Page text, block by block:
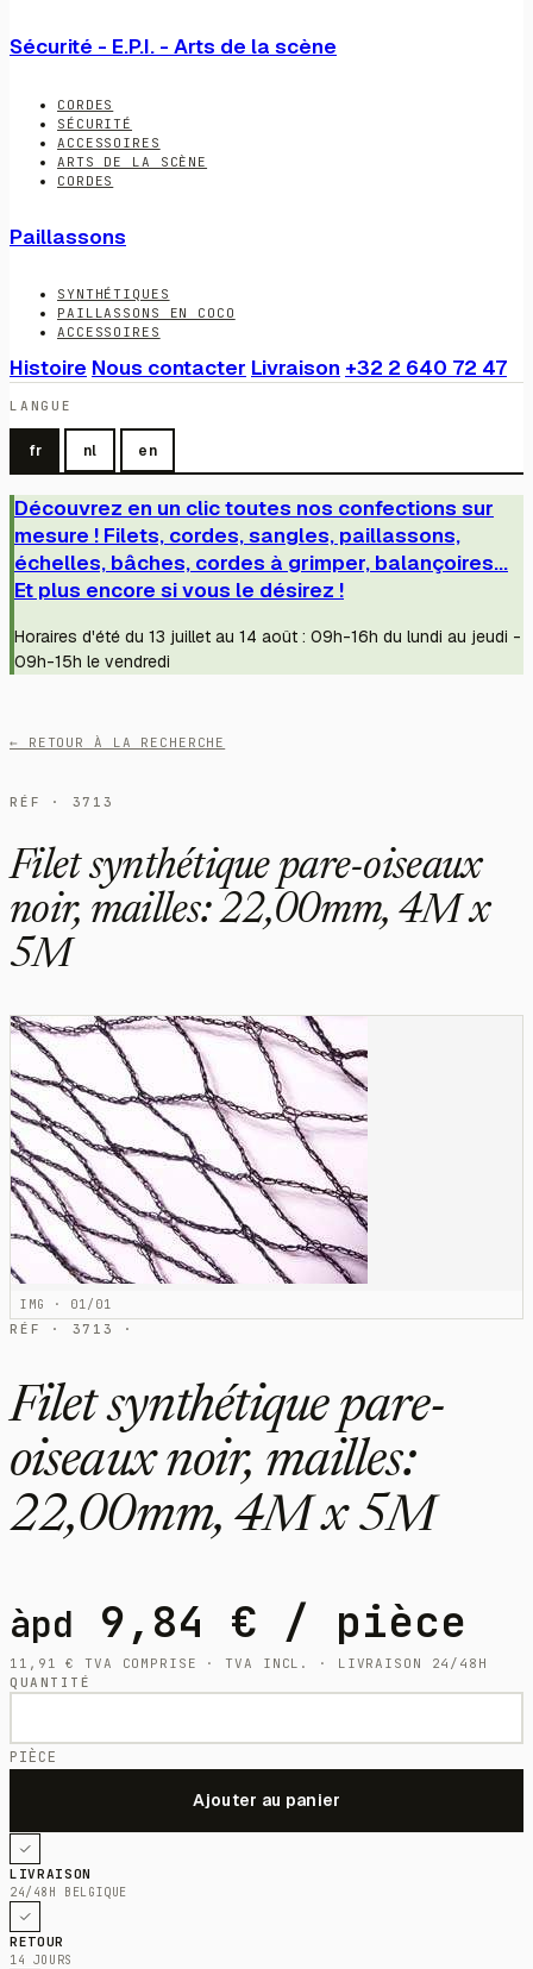
Sécurité - E.P.I. - Arts de la scène
CORDES
SÉCURITÉ
ACCESSOIRES
ARTS DE LA SCÈNE
CORDES
Paillassons
SYNTHÉTIQUES
PAILLASSONS EN COCO
ACCESSOIRES
Histoire Nous contacter Livraison +32 2 640 72 47
LANGUE
fr nl en
Découvrez en un clic toutes nos confections sur
mesure ! Filets, cordes, sangles, paillassons,
échelles, bâches, cordes à grimper, balançoires...
Et plus encore si vous le désirez !
Horaires d'été du 13 juillet au 14 août : 09h-16h du lundi au jeudi -
09h-15h le vendredi
← RETOUR À LA RECHERCHE
RÉF · 3713
Filet synthétique pare-oiseaux
noir, mailles: 22,00mm, 4M x
5M
IMG · 01/01
RÉF · 3713 ·
Filet synthétique pare-
oiseaux noir, mailles:
22,00mm, 4M x 5M
àpd 9,84 € / pièce
11,91€
TVA COMPRISE · TVA INCL. · LIVRAISON 24/48H
QUANTITÉ
PIÈCE
LIVRAISON
24/48H BELGIQUE
RETOUR
14 JOURS